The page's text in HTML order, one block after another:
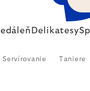
Jedáleň Delikatesy
Servírovanie Taniere